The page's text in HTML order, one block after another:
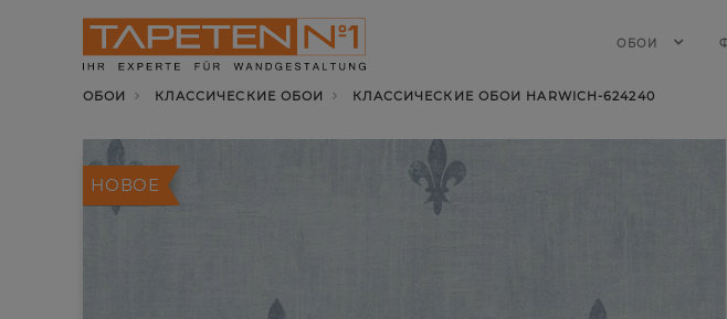
ОБОИ
ОБОИ КЛАССИЧЕСКИЕ ОБОИ КЛАССИЧЕСКИЕ ОБОИ HARWICH-624240
НОВОЕ